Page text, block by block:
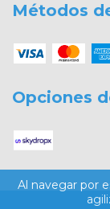
Al navegar por
Métodos
Opciones